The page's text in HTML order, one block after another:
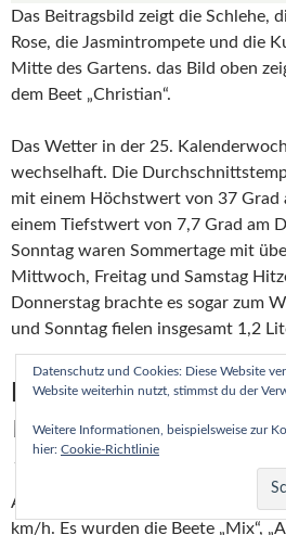
Das Beitragsbild zeigt die Schlehe,
Rose, die Jasmintrompete und die
Mitte des Gartens. das Bild oben
dem Beet „Christian“.
Das Wetter in der 25.
wechselhaft. Die
mit einem Höchstwert von 37 Grad
einem Tiefstwert von 7,7 Grad am
Sonntag waren Sommertage mit
Mittwoch, Freitag und Samstag
Donnerstag brachte es sogar zum
und Sonntag fielen insgesamt 1,2
Montag, 15.6.2026
Spanische Fliege auf dem Salbei,
Am Montag war es weiter sehr
km/h. Es wurden die Beete „Mix“,
Datenschutz und Cookies: Diese Website
Website weiterhin nutzt, stimmst du der
Weitere Informationen, beispielsweise zur
hier: Cookie-Richtlinie